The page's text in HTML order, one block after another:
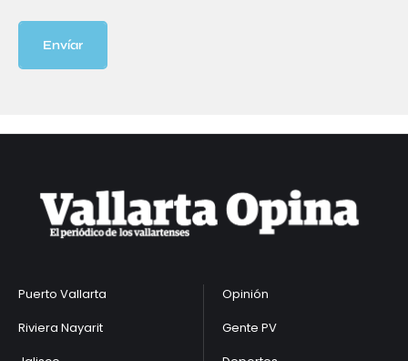
Envíar
Puerto Vallarta
Riviera Nayarit
Opinión
Gente PV